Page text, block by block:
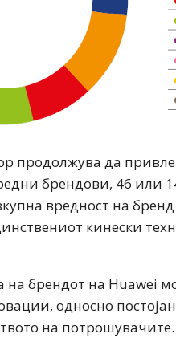
продолжува да
брендови, 46 или
вредност на
кинески
на брендот на Huawei
односно
на потрошувачите.